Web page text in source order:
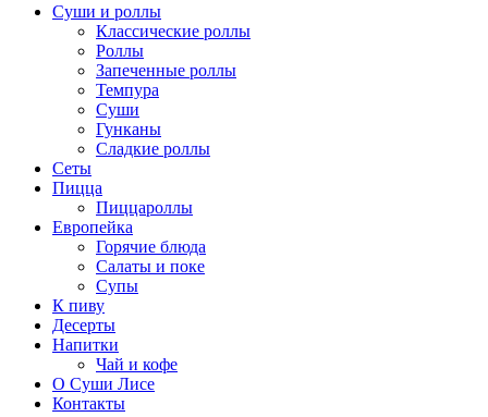
Суши и роллы
Классические роллы
Роллы
Запеченные роллы
Темпура
Суши
Гунканы
Сладкие роллы
Сеты
Пицца
Пиццароллы
Европейка
Горячие блюда
Салаты и поке
Супы
К пиву
Десерты
Напитки
Чай и кофе
О Суши Лисе
Контакты